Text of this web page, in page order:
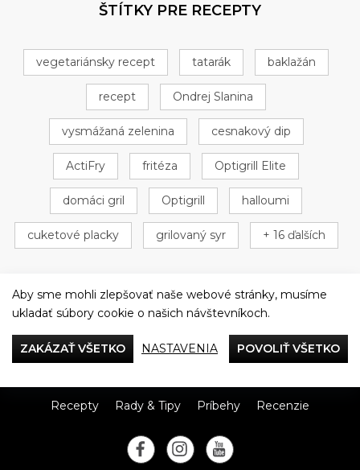
ŠTÍTKY PRE RECEPTY
vegetariánsky recept tatarák baklažán
recept Ondrej Slanina
vysmážaná zelenina cesnakový dip
ActiFry fritéza Optigrill Elite
domáci gril Optigrill halloumi
cuketové placky grilovaný syr + 16 ďalších
Večeriame společne
Recepty Rady & Tipy Príbehy Recenzie
Aby sme mohli zlepšovať naše webové stránky, musíme
ukladať súbory cookie o našich návštevníkoch.
ZAKÁZAŤ VŠETKO NASTAVENIA POVOLIŤ VŠETKO